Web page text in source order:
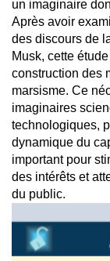
un imaginaire
Après avoir
des discours de
Musk, cette
construction des
marsisme. Ce
imaginaires
technologiques,
dynamique du
important pour
des intérêts et
du public.